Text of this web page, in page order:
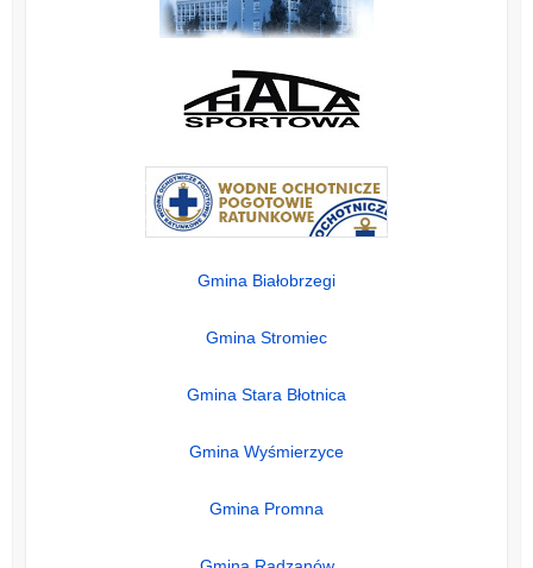
Gmina Białobrzegi
Gmina Stromiec
Gmina Stara Błotnica
Gmina Wyśmierzyce
Gmina Promna